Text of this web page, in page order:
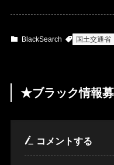
BlackSearch 国土交通省
★ブラック情報
コメントする